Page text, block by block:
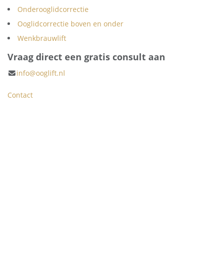
Onderooglidcorrectie
Ooglidcorrectie boven en onder
Wenkbrauwlift
Vraag direct een gratis consult aan
info@ooglift.nl
Contact